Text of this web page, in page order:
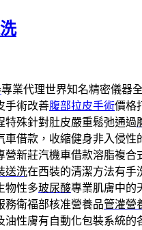
專業代理世界知名精密儀器
手術改善腹部拉皮手術價格
特殊針對肚皮嚴重鬆弛通過
車借款，收縮健身非入侵性
營新莊汽機車借款溶脂複合
送洗在西裝的清潔方法有手
物性多玻尿酸專業肌膚中的
務衛福部核准營養品管灌營
油性膚有自動化包裝系統的